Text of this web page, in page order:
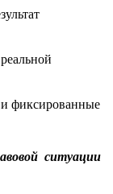
фиксированные
ситуации